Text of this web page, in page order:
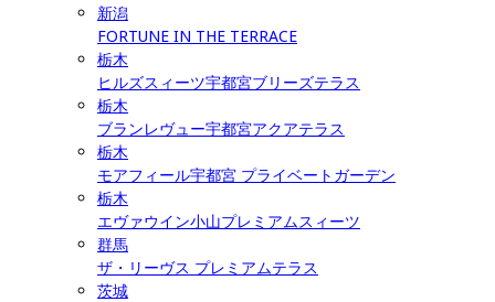
新潟
FORTUNE IN THE TERRACE
栃木
ヒルズスィーツ宇都宮ブリーズテラス
栃木
ブランレヴュー宇都宮アクアテラス
栃木
モアフィール宇都宮 プライベートガーデン
栃木
エヴァウイン小山プレミアムスィーツ
群馬
ザ・リーヴス プレミアムテラス
茨城